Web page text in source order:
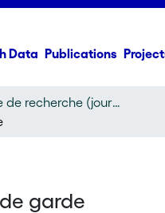
Data Publications
Article de recherche (journal article)
garde